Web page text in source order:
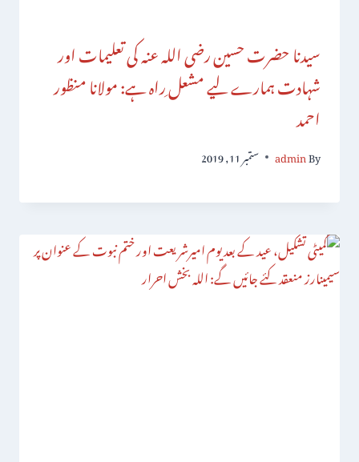
سیدنا حضرت حسین رضی اللہ عنہ کی تعلیمات اور
شہادت ہمارے لیے مشعل ِراہ ہے: مولانا منظور
احمد
By
admin ستمبر 11, 2019